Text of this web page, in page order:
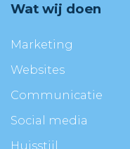
Wat wij doen
Marketing
Websites
Communicatie
Social media
Huisstijl